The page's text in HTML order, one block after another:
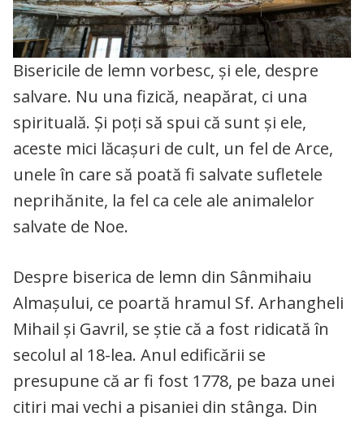
Bisericile de lemn vorbesc, și ele, despre
salvare. Nu una fizică, neapărat, ci una
spirituală. Și poți să spui că sunt și ele,
aceste mici lăcașuri de cult, un fel de Arce,
unele în care să poată fi salvate sufletele
neprihănite, la fel ca cele ale animalelor
salvate de Noe.
Despre biserica de lemn din Sânmihaiu
Almașului, ce poartă hramul Sf. Arhangheli
Mihail și Gavril, se știe că a fost ridicată în
secolul al 18-lea. Anul edificării se
presupune că ar fi fost 1778, pe baza unei
citiri mai vechi a pisaniei din stânga. Din